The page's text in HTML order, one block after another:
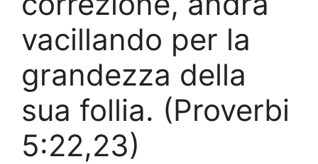
vacillando per la
grandezza della
sua follia. (Proverbi
5:22,23)